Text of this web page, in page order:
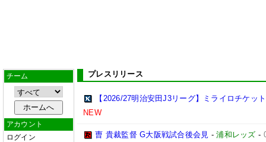
チーム
アカウント
ログイン
プレスリリース
【2026/27明治安田J3リーグ】ミライロチケッ
NEW
曺 貴裁監督 G大阪戦試合後会見 -浦和レッズ -